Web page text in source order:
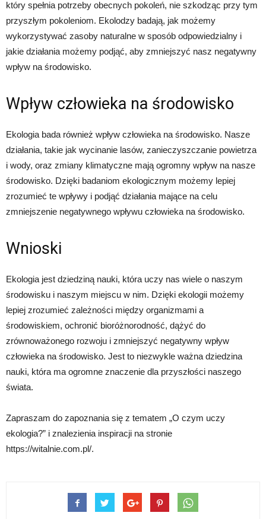
który spełnia potrzeby obecnych pokoleń, nie szkodząc przy tym
przyszłym pokoleniom. Ekolodzy badają, jak możemy
wykorzystywać zasoby naturalne w sposób odpowiedzialny i
jakie działania możemy podjąć, aby zmniejszyć nasz negatywny
wpływ na środowisko.
Wpływ człowieka na środowisko
Ekologia bada również wpływ człowieka na środowisko. Nasze
działania, takie jak wycinanie lasów, zanieczyszczanie powietrza
i wody, oraz zmiany klimatyczne mają ogromny wpływ na nasze
środowisko. Dzięki badaniom ekologicznym możemy lepiej
zrozumieć te wpływy i podjąć działania mające na celu
zmniejszenie negatywnego wpływu człowieka na środowisko.
Wnioski
Ekologia jest dziedziną nauki, która uczy nas wiele o naszym
środowisku i naszym miejscu w nim. Dzięki ekologii możemy
lepiej zrozumieć zależności między organizmami a
środowiskiem, ochronić bioróżnorodność, dążyć do
zrównoważonego rozwoju i zmniejszyć negatywny wpływ
człowieka na środowisko. Jest to niezwykle ważna dziedzina
nauki, która ma ogromne znaczenie dla przyszłości naszego
świata.
Zapraszam do zapoznania się z tematem „O czym uczy
ekologia?” i znalezienia inspiracji na stronie
https://witalnie.com.pl/.